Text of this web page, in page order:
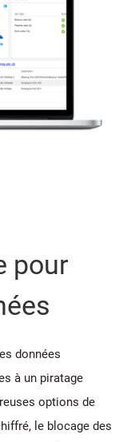
pour
données
à un piratage
options de
le blocage des